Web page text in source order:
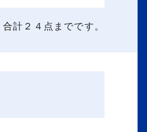
計２４点までです。